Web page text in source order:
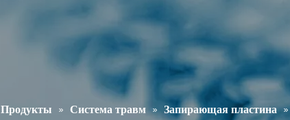
Продукты » Система травм » Запирающая пластина